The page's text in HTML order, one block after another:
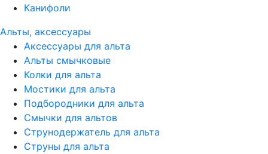
Канифоли
Альты, аксессуары
Аксессуары для альта
Альты смычковые
Колки для альта
Мостики для альта
Подбородники для альта
Смычки для альтов
Струнодержатель для альта
Струны для альта